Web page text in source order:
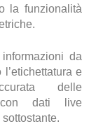
la funzionalità
da
e
delle
con dati live